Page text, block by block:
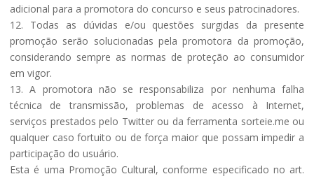
adicional para a promotora do concurso e seus patrocinadores.
12. Todas as dúvidas e/ou questões surgidas da presente
promoção serão solucionadas pela promotora da promoção,
considerando sempre as normas de proteção ao consumidor
em vigor.
13. A promotora não se responsabiliza por nenhuma falha
técnica de transmissão, problemas de acesso à Internet,
serviços prestados pelo Twitter ou da ferramenta sorteie.me ou
qualquer caso fortuito ou de força maior que possam impedir a
participação do usuário.
Esta é uma Promoção Cultural, conforme especificado no art.